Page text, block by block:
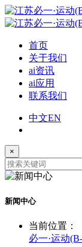
首页
关于我们
ai资讯
ai应用
联系我们
中文EN
×
新闻中心
当前位置：
必一·运动